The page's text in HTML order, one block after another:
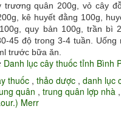
trương quân 200g, vỏ cây
kê huyết đằng 100g,
quy bản 100g, trần bì
45 độ trong 3-4 tuần. Uống
trước bữa ăn.
Danh lục cây thuốc tỉnh Bình
thuốc , thảo dược , danh lục
quân , trung quân lợp nhà ,
Merr